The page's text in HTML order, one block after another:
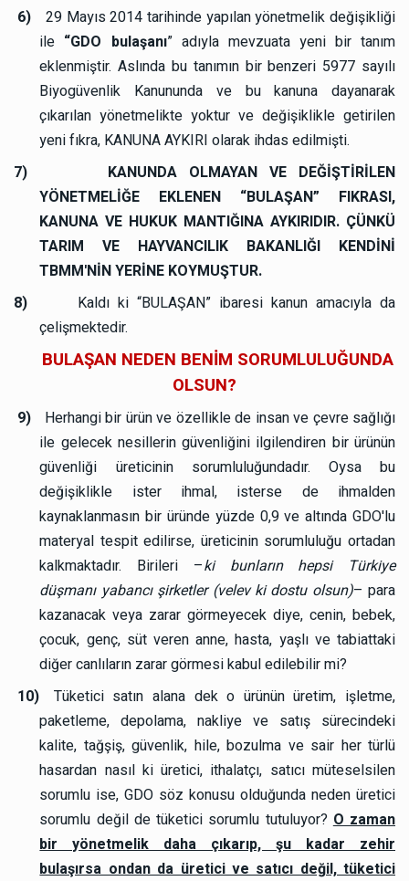
6)
29 Mayıs 2014 tarihinde yapılan yönetmelik değişikliği
ile “GDO bulaşanı” adıyla mevzuata yeni bir tanım
eklenmiştir. Aslında bu tanımın bir benzeri 5977 sayılı
Biyogüvenlik Kanununda ve bu kanuna dayanarak
çıkarılan yönetmelikte yoktur ve değişiklikle getirilen
yeni fıkra, KANUNA AYKIRI olarak ihdas edilmişti.
7)
KANUNDA OLMAYAN VE DEĞİŞTİRİLEN
YÖNETMELİĞE EKLENEN “BULAŞAN” FIKRASI,
KANUNA VE HUKUK MANTIĞINA AYKIRIDIR. ÇÜNKÜ
TARIM VE HAYVANCILIK BAKANLIĞI KENDİNİ
TBMM'NİN YERİNE KOYMUŞTUR.
8)
Kaldı ki “BULAŞAN” ibaresi kanun amacıyla da
çelişmektedir.
BULAŞAN NEDEN BENİM SORUMLULUĞUNDA
OLSUN?
9)
Herhangi bir ürün ve özellikle de insan ve çevre sağlığı
ile gelecek nesillerin güvenliğini ilgilendiren bir ürünün
güvenliği üreticinin sorumluluğundadır. Oysa bu
değişiklikle ister ihmal, isterse de ihmalden
kaynaklanmasın bir üründe yüzde 0,9 ve altında GDO'lu
materyal tespit edilirse, üreticinin sorumluluğu ortadan
kalkmaktadır. Birileri –ki bunların hepsi Türkiye
düşmanı yabancı şirketler (velev ki dostu olsun)– para
kazanacak veya zarar görmeyecek diye, cenin, bebek,
çocuk, genç, süt veren anne, hasta, yaşlı ve tabiattaki
diğer canlıların zarar görmesi kabul edilebilir mi?
10)
Tüketici satın alana dek o ürünün üretim, işletme,
paketleme, depolama, nakliye ve satış sürecindeki
kalite, tağşiş, güvenlik, hile, bozulma ve sair her türlü
hasardan nasıl ki üretici, ithalatçı, satıcı müteselsilen
sorumlu ise, GDO söz konusu olduğunda neden üretici
sorumlu değil de tüketici sorumlu tutuluyor?O zaman
bir yönetmelik daha çıkarıp, şu kadar zehir
bulaşırsa ondan da üretici ve satıcı değil, tüketici